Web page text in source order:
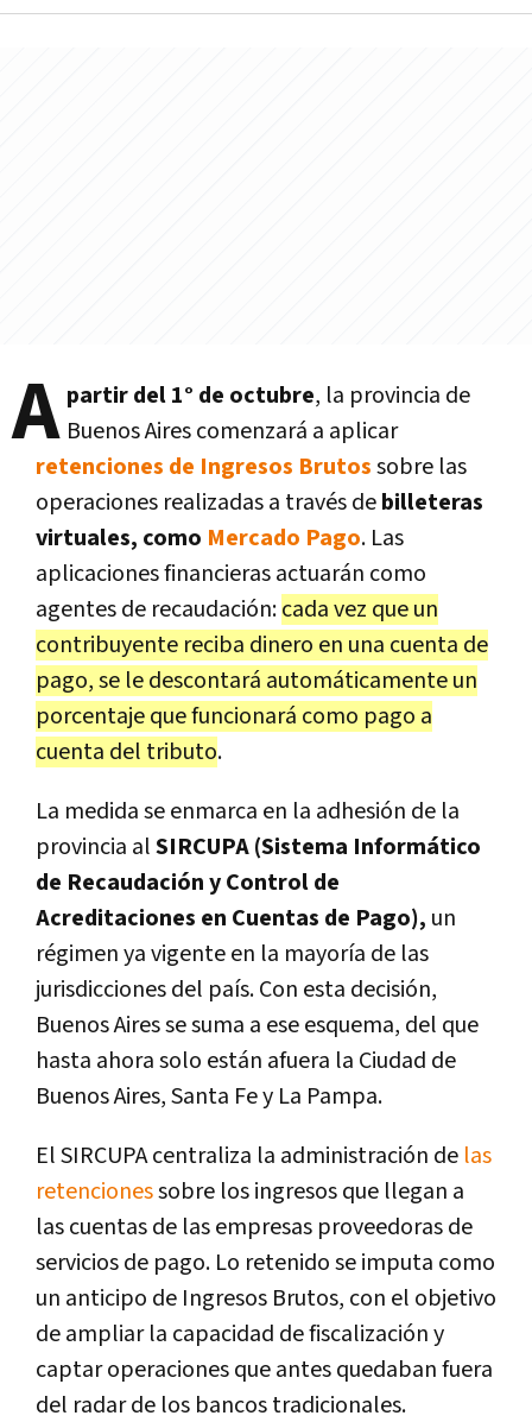
A partir del 1° de octubre, la provincia de
Buenos Aires comenzará a aplicar
retenciones de Ingresos Brutossobre las
operaciones realizadas a través debilleteras
virtuales, como Mercado Pago. Las
aplicaciones financieras actuarán como
agentes de recaudación:cada vez que un
contribuyente reciba dinero en una cuenta de
pago, se le descontará automáticamente un
porcentaje que funcionará como pago a
cuenta del tributo.
La medida se enmarca en la adhesión de la
provincia alSIRCUPA (Sistema Informático
de Recaudación y Control de
Acreditaciones en Cuentas de Pago), un
régimen ya vigente en la mayoría de las
jurisdicciones del país. Con esta decisión,
Buenos Aires se suma a ese esquema, del que
hasta ahora solo están afuera la Ciudad de
Buenos Aires, Santa Fe y La Pampa.
El SIRCUPA centraliza la administración de las
retencionessobre los ingresos que llegan a
las cuentas de las empresas proveedoras de
servicios de pago. Lo retenido se imputa como
un anticipo de Ingresos Brutos, con el objetivo
de ampliar la capacidad de fiscalización y
captar operaciones que antes quedaban fuera
del radar de los bancos tradicionales.